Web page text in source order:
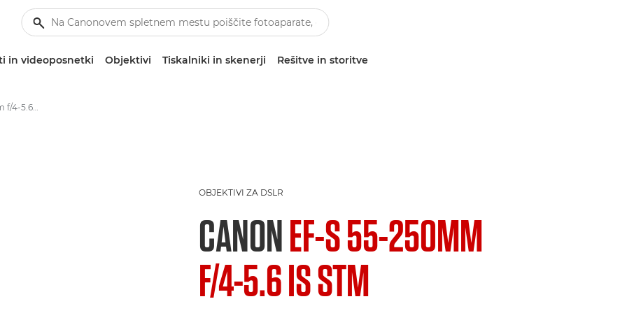
in videoposnetki Objektivi Tiskalniki in skenerji Rešitve in storitve
Canon EF-S 55-250mm f/4-5.6 IS STM - Objektivi – objektivi za kamere in fotoaparate
OBJEKTIVI ZA DSLR
CANONEF-S 55-250MM
F/4-5.6 IS STM